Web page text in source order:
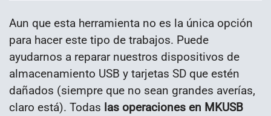
Aun que esta herramienta no es la única opción
para hacer este tipo de trabajos. Puede
ayudarnos a reparar nuestros dispositivos de
almacenamiento USB y tarjetas SD que estén
dañados (siempre que no sean grandes averías,
claro está). Todas las operaciones en MKUSB